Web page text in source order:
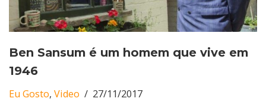
Ben Sansum é um homem que vive em
1946
Eu Gosto, Video 27/11/2017